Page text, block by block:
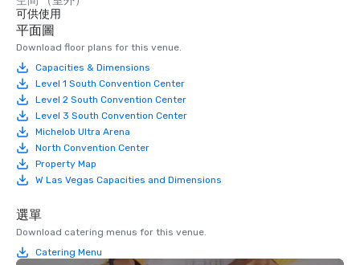
可供使用
平面圖
Download floor plans for this venue.
Capacities & Dimensions
Level 1 South Convention Center
Level 2 South Convention Center
Level 3 South Convention Center
Michelob Ultra Arena
North Convention Center
Property Map
W Las Vegas Capacities and Dimensions
選單
Download catering menus for this venue.
Catering Menu